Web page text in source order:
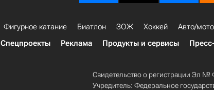
Фигурное катание Биатлон ЗОЖ Хоккей Авто/мото
Спецпроекты
Реклама Продукты и сервисы
Свидетельство о регистрации Эл
Учредитель: Федеральное